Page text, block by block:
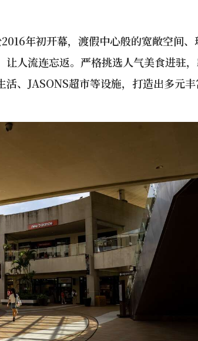
年初开幕，渡假中心般的宽敞空间、
人流连忘返。严格挑选人气美食进驻
、JASONS超市等设施，打造出多元